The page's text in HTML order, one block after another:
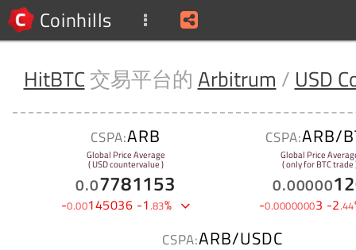
Coinhills
HitBTC 交易平台的 Arbitrum / USD
CSPA:ARB
Global Price Average
( USD countervalue )
0.07781153
-0.00145036 -1.83%
CSPA:ARB/
Global Price
( only for BTC trade
0.00000
-0.00000003 -2.44
CSPA:ARB/USDC